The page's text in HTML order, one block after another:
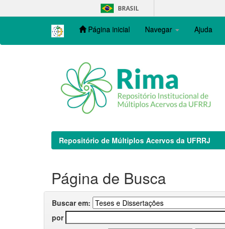
navigation
BRASIL
Página inicial Navegar Ajuda
Repositório de Múltiplos Acervos da UFRRJ
Página de Busca
Buscar em:
por